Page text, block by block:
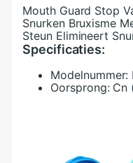
Mouth Guard Stop
Snurken Bruxisme
Steun Elimineert
Specificaties:
Modelnummer:
Oorsprong: Cn